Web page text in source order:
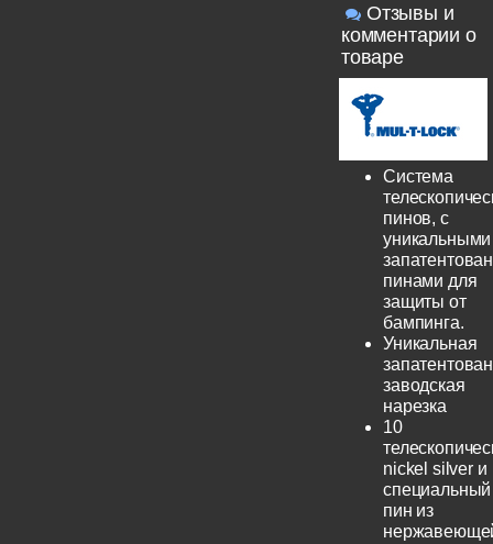
Отзывы и
комментарии о
товаре
Система
пинов, с
уникальными
пинами для
защиты от
бампинга.
Уникальная
заводская
нарезка
10
nickel silver и
специальный
пин из